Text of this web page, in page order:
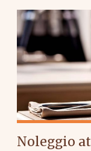
Noleggio